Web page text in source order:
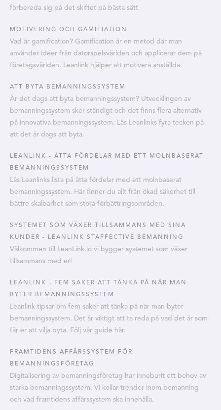
förbereda sig på det skiftet på bästa sätt
MOTIVERING OCH GAMIFIATION
Vad är gamification? Gamification är en metod där man
använder idéer från datorspelsvärlden och applicerar dem på
företagsvärlden. Leanlink hjälper att motivera anställda.
ATT BYTA BEMANNINGSSYSTEM
Är det dags att byta bemanningssystem? Utvecklingen av
bemanningssystem sker ständigt och det finns flera alternativ
på innovativa bemanningssystem. Läs Leanlinks fyra tecken på
att det är dags att byta.
LEANLINK - ÅTTA FÖRDELAR MED ETT MOLNBASERAT
BEMANNINGSSYSTEM
Läs Leanlinks lista på åtta fördelar med ett molnbaserat
bemanningssystem. Här finner du allt från ökad säkerhet till
bättre skalbarhet som stora förbättringsområden.
SYSTEMET SOM VÄXER TILLSAMMANS MED SINA
KUNDER - LEANLINK STAFFECTIVE BEMANNING
Välkommen till LeanLink.io vi bygger systemet som växer
tillsammans med er!
LEANLINK - FEM SAKER ATT TÄNKA PÅ NÄR MAN
BYTER BEMANNINGSSYSTEM
Leanlink tipsar om fem saker att tänka på när man byter
bemanningssystem. Det är viktigt att ta reda på vad det är som
får er att vilja byta. Följ vår guide här.
FRAMTIDENS AFFÄRSSYSTEM FÖR
BEMANNINGSFÖRETAG
Digitalisering av bemanningsföretag har inneburit ett behov av
starka bemanningssystem. Vi kollar trender inom bemanning
och vad framtidens affärssystem ska innehålla.